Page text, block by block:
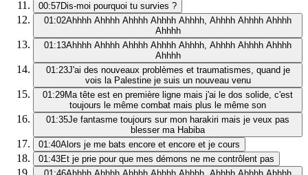
00:57Dis-moi pourquoi tu survies ?
01:02Ahhhh Ahhhh Ahhhh Ahhhh Ahhhh, Ahhhh Ahhhh Ahhhh
Ahhhh
01:13Ahhhh Ahhhh Ahhhh Ahhhh Ahhhh, Ahhhh Ahhhh Ahhhh
Ahhhh
01:23J'ai des nouveaux problèmes et traumatismes, quand je
vois la Palestine je suis un nouveau venu
01:29Ma tête est en première ligne mais j'ai le dos solide, c'est
toujours le même combat mais plus le même son
01:35Je fantasme toujours sur mon harakiri mais je veux pas
blesser ma Habiba
01:40Alors je me bats encore et encore et je cours
01:43Et je prie pour que mes démons ne me contrôlent pas